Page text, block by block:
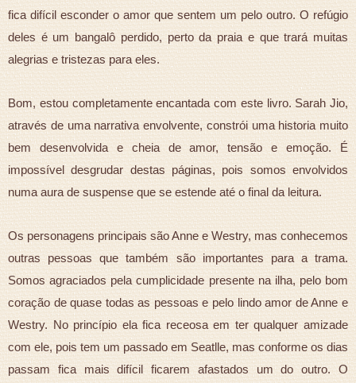
fica difícil esconder o amor que sentem um pelo outro. O refúgio
deles é um bangalô perdido, perto da praia e que trará muitas
alegrias e tristezas para eles.
Bom, estou completamente encantada com este livro. Sarah Jio,
através de uma narrativa envolvente, constrói uma historia muito
bem desenvolvida e cheia de amor, tensão e emoção. É
impossível desgrudar destas páginas, pois somos envolvidos
numa aura de suspense que se estende até o final da leitura.
Os personagens principais são Anne e Westry, mas conhecemos
outras pessoas que também são importantes para a trama.
Somos agraciados pela cumplicidade presente na ilha, pelo bom
coração de quase todas as pessoas e pelo lindo amor de Anne e
Westry. No princípio ela fica receosa em ter qualquer amizade
com ele, pois tem um passado em Seatlle, mas conforme os dias
passam fica mais difícil ficarem afastados um do outro. O